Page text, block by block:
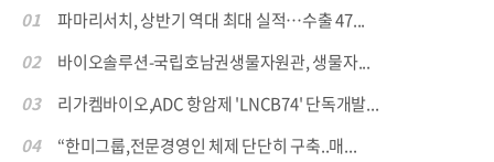
01
파마리서치, 상반기 역대 최대 실적…수출 47...
02
바이오솔루션-국립호남권생물자원관, 생물자...
03
리가켐바이오,ADC 항암제 'LNCB74' 단독개발...
04
“한미그룹,전문경영인 체제 단단히 구축..매...